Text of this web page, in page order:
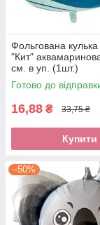
Фольгована кулька
"Кит"
см. в уп. (1шт.)
Готово до
16,88 ₴ 33,75 ₴
Купити
–50%